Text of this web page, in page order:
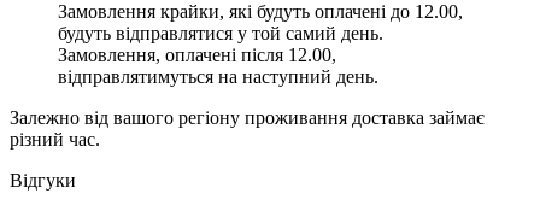
Замовлення крайки, які будуть оплачені до 12.00,
будуть відправлятися у той самий день.
Замовлення, оплачені після 12.00,
відправлятимуться на наступний день.
Залежно від вашого регіону проживання доставка займає
різний час.
Відгуки